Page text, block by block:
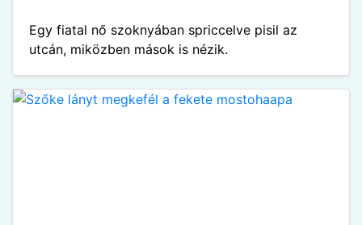
Egy fiatal nő szoknyában spriccelve pisil az
utcán, miközben mások is nézik.